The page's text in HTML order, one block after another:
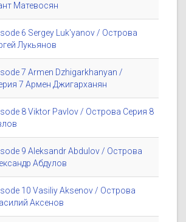
Матевосян
6 Sergey Luk'yanov / Острова
Лукьянов
7 Armen Dzhigarkhanyan /
7 Армен Джигарханян
8 Viktor Pavlov / Острова Серия 8
9 Aleksandr Abdulov / Острова
Абдулов
10 Vasiliy Aksenov / Острова
Аксенов